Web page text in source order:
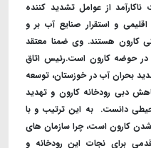
از عوامل تشدید کننده
و استقرار صنایع آب بر و
کارون هستند. وی ضمنا معتقد
حوضه کارون است.رئیس اتاق
بحران آب در خوزستان، توسعه
دبی رودخانه کارون و تهدید
دانست. ‌ به این ترتیب و با
کارون است، چرا سازمان های
برای نجات این رودخانه و